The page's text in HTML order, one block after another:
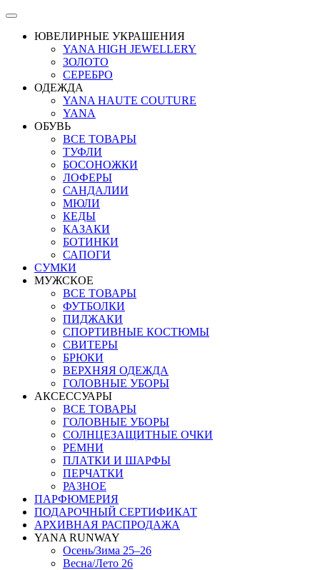
ЮВЕЛИРНЫЕ УКРАШЕНИЯ
YANA HIGH JEWELLERY
ЗОЛОТО
СЕРЕБРО
ОДЕЖДА
YANA HAUTE COUTURE
YANA
ОБУВЬ
ВСЕ ТОВАРЫ
ТУФЛИ
БОСОНОЖКИ
ЛОФЕРЫ
САНДАЛИИ
МЮЛИ
КЕДЫ
КАЗАКИ
БОТИНКИ
САПОГИ
СУМКИ
МУЖСКОЕ
ВСЕ ТОВАРЫ
ФУТБОЛКИ
ПИДЖАКИ
СПОРТИВНЫЕ КОСТЮМЫ
СВИТЕРЫ
БРЮКИ
ВЕРХНЯЯ ОДЕЖДА
ГОЛОВНЫЕ УБОРЫ
АКСЕССУАРЫ
ВСЕ ТОВАРЫ
ГОЛОВНЫЕ УБОРЫ
СОЛНЦЕЗАЩИТНЫЕ ОЧКИ
РЕМНИ
ПЛАТКИ И ШАРФЫ
ПЕРЧАТКИ
РАЗНОЕ
ПАРФЮМЕРИЯ
ПОДАРОЧНЫЙ СЕРТИФИКАТ
АРХИВНАЯ РАСПРОДАЖА
YANA RUNWAY
Осень/Зима 25–26
Весна/Лето 26